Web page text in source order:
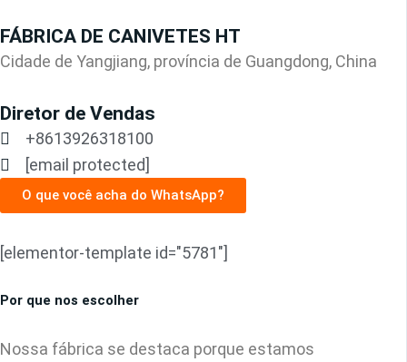
FÁBRICA DE CANIVETES HT
Cidade de Yangjiang, província de Guangdong, China
Diretor de Vendas
+8613926318100
[email protected]
O que você acha do WhatsApp?
[elementor-template id="5781"]
Por que nos escolher
Nossa fábrica se destaca porque estamos